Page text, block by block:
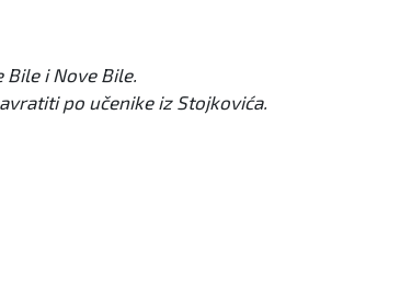
i Nove Bile.
po učenike iz Stojkovića.